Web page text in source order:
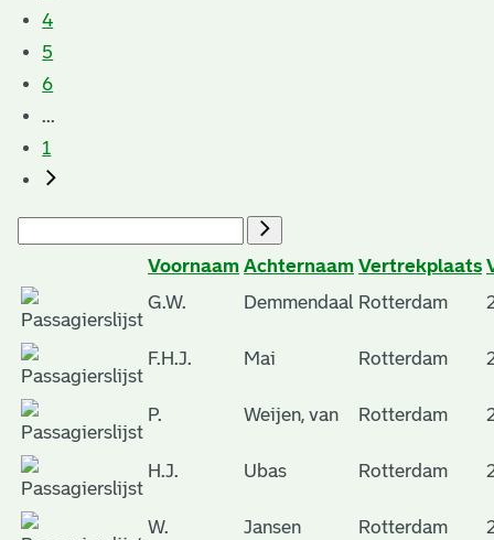
4
5
6
...
1
Voornaam Achternaam Vertrekplaats
G.W.
Demmendaal Rotterdam
F.H.J. Mai Rotterdam
P. Weijen, van Rotterdam
H.J. Ubas Rotterdam
W. Jansen Rotterdam